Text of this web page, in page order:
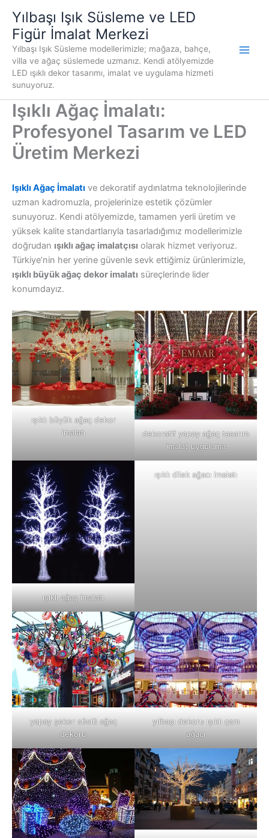
Yılbaşı Işık Süsleme ve LED
Figür İmalat Merkezi
Yılbaşı Işık Süsleme modellerimizle; mağaza, bahçe,
villa ve ağaç süslemede uzmanız. Kendi atölyemizde
LED ışıklı dekor tasarımı, imalat ve uygulama hizmeti
sunuyoruz.
Işıklı Ağaç İmalatı:
Profesyonel Tasarım ve LED
Üretim Merkezi
Işıklı Ağaç İmalatı ve dekoratif aydınlatma teknolojilerinde
uzman kadromuzla, projelerinize estetik çözümler
sunuyoruz. Kendi atölyemizde, tamamen yerli üretim ve
yüksek kalite standartlarıyla tasarladığımız modellerimizle
doğrudan ışıklı ağaç imalatçısı olarak hizmet veriyoruz.
Türkiye’nin her yerine güvenle sevk ettiğimiz ürünlerimizle,
ışıklı büyük ağaç dekor imalatı süreçlerinde lider
konumdayız.
ışıklı büyük ağaç dekor
imalatı
dekoratif yapay ağaç tasarım
imalat uygulama
ışıklı ağaç imalatı
ışıklı dilek ağacı imalatı
yapay şeker süslü ağaç
dekoru
yılbaşı dekoru ışıklı çam
ağacı